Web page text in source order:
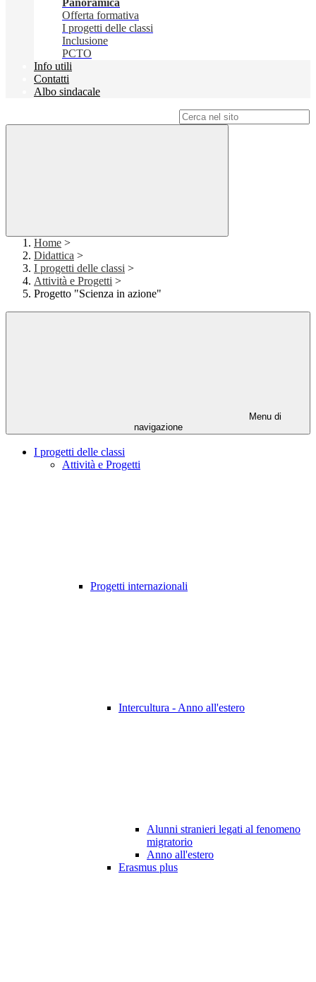
Panoramica
Offerta formativa
I progetti delle classi
Inclusione
PCTO
Info utili
Contatti
Albo sindacale
Home >
Didattica >
I progetti delle classi >
Attività e Progetti >
Progetto "Scienza in azione"
Menu di
navigazione
I progetti delle classi
Attività e Progetti
Progetti internazionali
Intercultura - Anno all'estero
Alunni stranieri legati al fenomeno
migratorio
Anno all'estero
Erasmus plus